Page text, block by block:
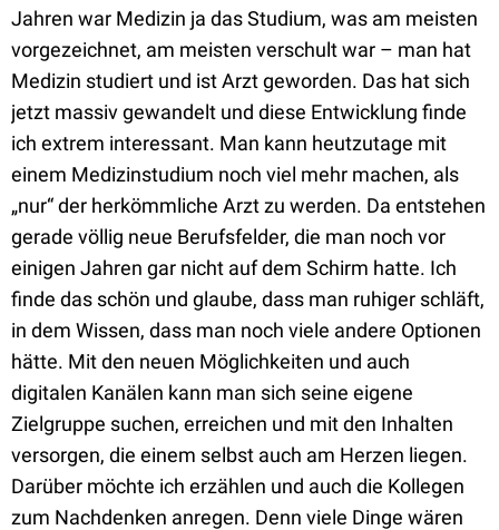
Jahren war Medizin ja das Studium, was am meisten
vorgezeichnet, am meisten verschult war – man hat
Medizin studiert und ist Arzt geworden. Das hat sich
jetzt massiv gewandelt und diese Entwicklung finde
ich extrem interessant. Man kann heutzutage mit
einem Medizinstudium noch viel mehr machen, als
„nur“ der herkömmliche Arzt zu werden. Da entstehen
gerade völlig neue Berufsfelder, die man noch vor
einigen Jahren gar nicht auf dem Schirm hatte. Ich
finde das schön und glaube, dass man ruhiger schläft,
in dem Wissen, dass man noch viele andere Optionen
hätte. Mit den neuen Möglichkeiten und auch
digitalen Kanälen kann man sich seine eigene
Zielgruppe suchen, erreichen und mit den Inhalten
versorgen, die einem selbst auch am Herzen liegen.
Darüber möchte ich erzählen und auch die Kollegen
zum Nachdenken anregen. Denn viele Dinge wären